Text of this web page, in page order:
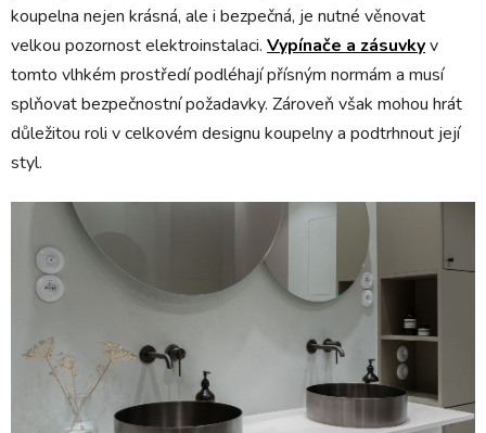
koupelna nejen krásná, ale i bezpečná, je nutné věnovat
velkou pozornost elektroinstalaci. Vypínače a zásuvkyv
tomto vlhkém prostředí podléhají přísným normám a musí
splňovat bezpečnostní požadavky. Zároveň však mohou hrát
důležitou roli v celkovém designu koupelny a podtrhnout její
styl.